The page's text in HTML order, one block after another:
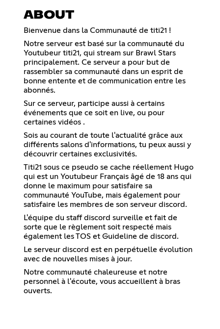
ABOUT
Bienvenue dans la Communauté de titi21 !
Notre serveur est basé sur la communauté du
Youtubeur titi21, qui stream sur Brawl Stars
principalement. Ce serveur a pour but de
rassembler sa communauté dans un esprit de
bonne entente et de communication entre les
abonnés.
Sur ce serveur, participe aussi à certains
événements que ce soit en live, ou pour
certaines vidéos .
Sois au courant de toute l'actualité grâce aux
différents salons d'informations, tu peux aussi y
découvrir certaines exclusivités.
Titi21 sous ce pseudo se cache réellement Hugo
qui est un Youtubeur Français âgé de 18 ans qui
donne le maximum pour satisfaire sa
communauté YouTube, mais également pour
satisfaire les membres de son serveur discord.
L'équipe du staff discord surveille et fait de
sorte que le règlement soit respecté mais
également les TOS et Guideline de discord.
Le serveur discord est en perpétuelle évolution
avec de nouvelles mises à jour.
Notre communauté chaleureuse et notre
personnel à l'écoute, vous accueillent à bras
ouverts.